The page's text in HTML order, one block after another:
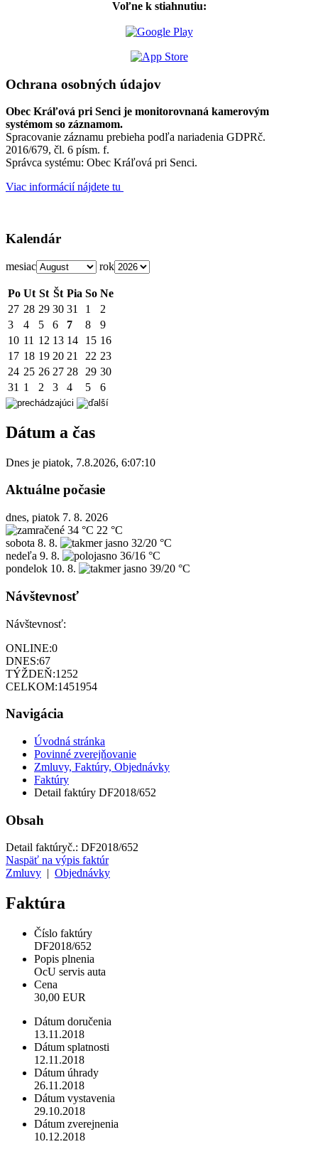
Voľne k stiahnutiu:
Ochrana osobných údajov
Obec Kráľová pri Senci je monitorovnaná kamerovým
systémom so záznamom.
Spracovanie záznamu prebieha podľa nariadenia GDPRč.
2016/679, čl. 6 písm. f.
Správca systému: Obec Kráľová pri Senci.
Viac informácií nájdete tu
Kalendár
mesiac rok
Po Ut St Št Pia So Ne
27 28 29 30 31 1
2
3
4 5 6 7 8
9
10 11 12 13 14 15 16
17 18 19 20 21 22 23
24 25 26 27 28 29 30
31 1 2 3 4 5 6
Dátum a čas
Dnes je piatok, 7.8.2026, 6:07:10
Aktuálne počasie
dnes, piatok 7. 8. 2026
34 °C 22 °C
sobota 8. 8.
32/20 °C
nedeľa 9. 8.
36/16 °C
pondelok 10. 8. 39/20 °C
Návštevnosť
Návštevnosť:
ONLINE:0
DNES:67
TÝŽDEŇ:1252
CELKOM:1451954
Navigácia
Úvodná stránka
Povinné zverejňovanie
Zmluvy, Faktúry, Objednávky
Faktúry
Detail faktúry DF2018/652
Obsah
Detail faktúryč.: DF2018/652
Naspäť na výpis faktúr
Zmluvy
Objednávky
Faktúra
Číslo faktúry
DF2018/652
Popis plnenia
OcU servis auta
Cena
30,00 EUR
Dátum doručenia
13.11.2018
Dátum splatnosti
12.11.2018
Dátum úhrady
26.11.2018
Dátum vystavenia
29.10.2018
Dátum zverejnenia
10.12.2018